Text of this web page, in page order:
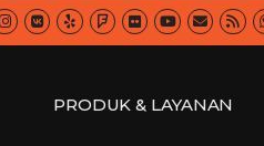
PRODUK & LAYANAN